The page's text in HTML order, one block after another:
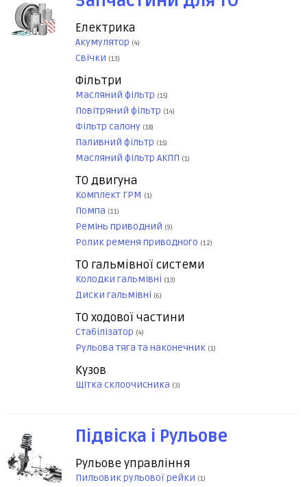
Електрика
Акумулятор (4)
Свічки (13)
Фільтри
Масляний фільтр (15)
Повітряний фільтр (14)
Фільтр салону (18)
Паливний фільтр (15)
Масляний фільтр АКПП (1)
ТО двигуна
Комплект ГРМ (1)
Помпа (11)
Ремінь приводний (9)
Ролик ременя приводного (12)
ТО гальмівної системи
Колодки гальмівні (13)
Диски гальмівні (6)
ТО ходової частини
Стабілізатор (4)
Рульова тяга та наконечник (1)
Кузов
Щітка склоочисника (3)
Підвіска і Рульове
Рульове управління
Пильовик рульової рейки (1)